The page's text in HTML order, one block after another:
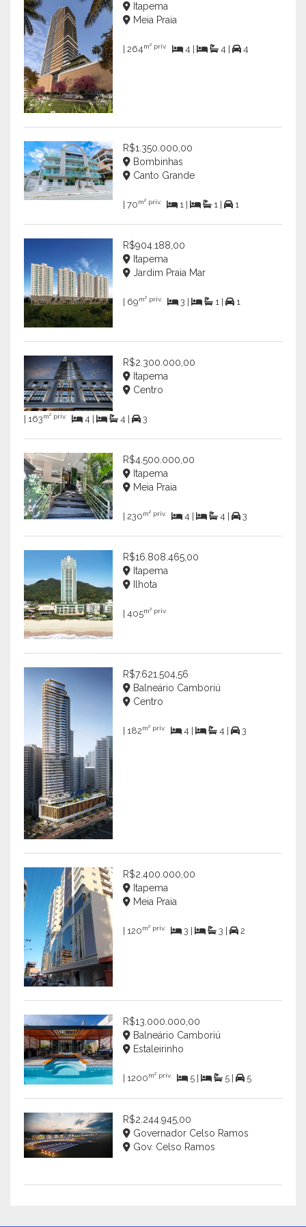
Itapema
Meia Praia
| 264m² priv. 4 | 4 | 4
R$1.350.000,00
Bombinhas
Canto Grande
| 70m² priv. 1 | 1 | 1
R$904.188,00
Itapema
Jardim Praia Mar
| 69m² priv. 3 | 1 | 1
R$2.300.000,00
Itapema
Centro
| 163m² priv. 4 | 4 | 3
R$4.500.000,00
Itapema
Meia Praia
| 230m² priv. 4 | 4 | 3
R$16.808.465,00
Itapema
Ilhota
| 405m² priv.
R$7.621.504,56
Balneário Camboriú
Centro
| 182m² priv. 4 | 4 | 3
R$2.400.000,00
Itapema
Meia Praia
| 120m² priv. 3 | 3 | 2
R$13.000.000,00
Balneário Camboriú
Estaleirinho
| 1200m² priv. 5 | 5 | 5
R$2.244.945,00
Governador Celso Ramos
Gov. Celso Ramos